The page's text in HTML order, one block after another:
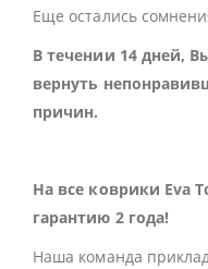
Еще остались
В течении 14 дней,
вернуть
причин.
На все коврики Eva
гарантию 2 года!
Наша команда